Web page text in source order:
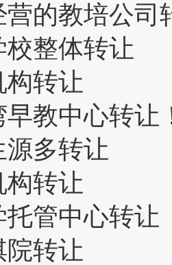
营的教培公司
整体转让
转让
教中心转让
多转让
转让
管中心转让
院转让